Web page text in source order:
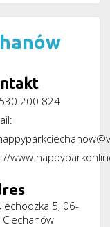
530 200 824
5, 06-